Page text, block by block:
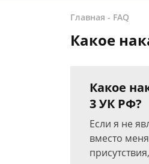
Главная - FAQ
Какое
Какое
3 УК РФ?
Если я не
вместо